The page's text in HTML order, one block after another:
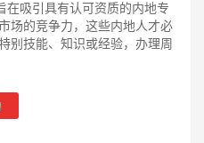
吸引具有认可资质的内地专
场的竞争力，这些内地人才必
别技能、知识或经验，办理周